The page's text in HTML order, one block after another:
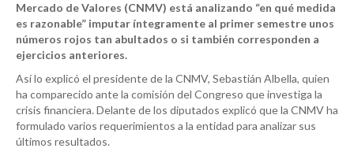
Mercado de Valores (CNMV) está analizando “en qué medida
es razonable” imputar íntegramente al primer semestre unos
números rojos tan abultados o si también corresponden a
ejercicios anteriores.
Así lo explicó el presidente de la CNMV, Sebastián Albella, quien
ha comparecido ante la comisión del Congreso que investiga la
crisis financiera. Delante de los diputados explicó que la CNMV ha
formulado varios requerimientos a la entidad para analizar sus
últimos resultados.